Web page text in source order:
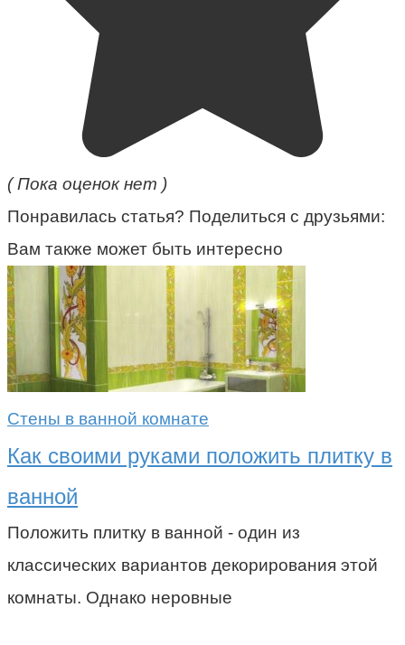
( Пока оценок нет )
Понравилась статья? Поделиться с друзьями:
Вам также может быть интересно
Стены в ванной комнате
Как своими руками положить плитку в
ванной
Положить плитку в ванной - один из
классических вариантов декорирования этой
комнаты. Однако неровные